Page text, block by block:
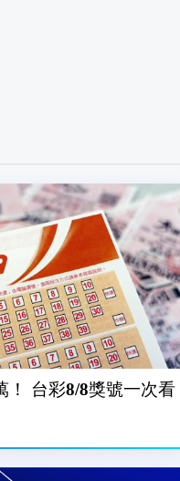
！ 台彩8/8獎號一次看